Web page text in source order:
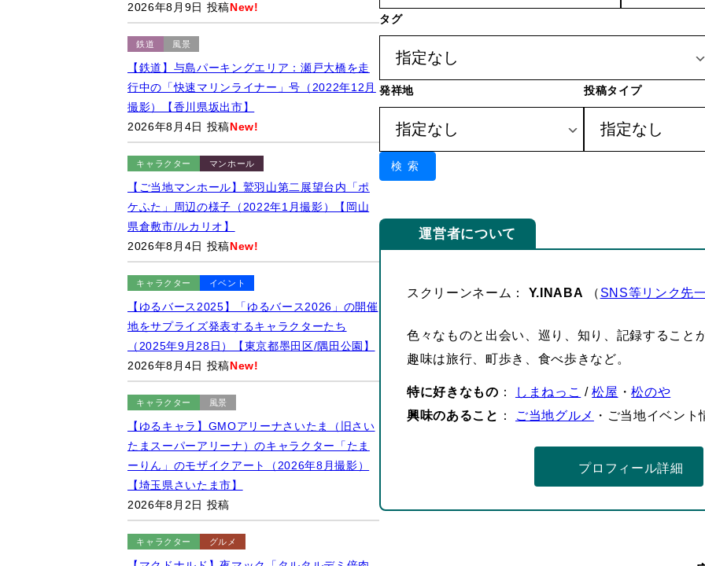
タグ
発祥地 投稿タイプ
検索
運営者について
スクリーンネーム： Y.INABA （ SNS等リンク先
色々なものと出会い、巡り、知り、記録すること
趣味は旅行、町歩き、食べ歩きなど。
特に好きなもの ： しまねっこ /松屋 ・松のや
興味のあること ： ご当地グルメ ・ご当地イベント
プロフィール詳細
2026年8月9日 投稿New!
鉄道 風景
【鉄道】与島パーキングエリア：瀬戸大橋を走
行中の「快速マリンライナー」号（2022年12月
撮影）【香川県坂出市】
2026年8月4日 投稿New!
キャラクター マンホール
【ご当地マンホール】鷲羽山第二展望台内「ポ
ケふた」周辺の様子（2022年1月撮影）【岡山
県倉敷市/ルカリオ】
2026年8月4日 投稿New!
キャラクター イベント
【ゆるバース2025】「ゆるバース2026」の開催
地をサプライズ発表するキャラクターたち
（2025年9月28日）【東京都墨田区/隅田公園】
2026年8月4日 投稿New!
キャラクター 風景
【ゆるキャラ】GMOアリーナさいたま（旧さい
たまスーパーアリーナ）のキャラクター「たま
ーりん」のモザイクアート（2026年8月撮影）
【埼玉県さいたま市】
2026年8月2日 投稿
キャラクター グルメ